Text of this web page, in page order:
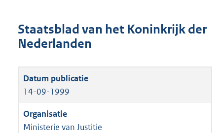
Staatsblad van het Koninkrijk der
Nederlanden
14-09-1999
Ministerie van Justitie